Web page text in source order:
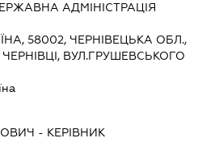
АДМІНІСТРАЦІЯ
58002, ЧЕРНІВЕЦЬКА ОБЛ.,
ВУЛ.ГРУШЕВСЬКОГО
- КЕРІВНИК